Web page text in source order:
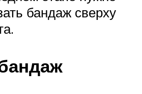
бандаж сверху